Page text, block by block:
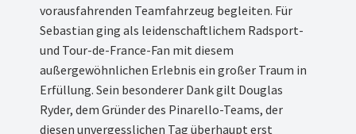
vorausfahrenden Teamfahrzeug begleiten. Für
Sebastian ging als leidenschaftlichem Radsport-
und Tour-de-France-Fan mit diesem
außergewöhnlichen Erlebnis ein großer Traum in
Erfüllung. Sein besonderer Dank gilt Douglas
Ryder, dem Gründer des Pinarello-Teams, der
diesen unvergesslichen Tag überhaupt erst